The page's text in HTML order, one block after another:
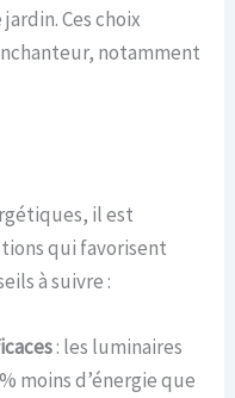
Ces choix
notamment
il est
qui favorisent
à suivre :
: les luminaires
moins d’énergie que